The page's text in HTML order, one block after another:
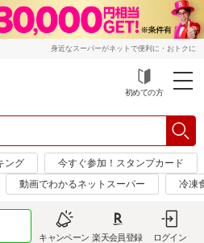
身近なスーパーがネットで便利に・おトクに
初めての方
ング
今すぐ参加！スタンプカード
動画でわかるネットスーパー 冷凍
キャンペーン 楽天会員登録 ログイン